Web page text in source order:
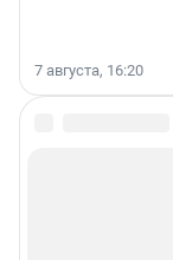
7 августа, 16:20